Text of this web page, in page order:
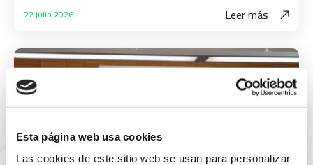
Esta página web usa cookies
Las cookies de este sitio web se usan para personalizar
22 julio 2026 Leer más